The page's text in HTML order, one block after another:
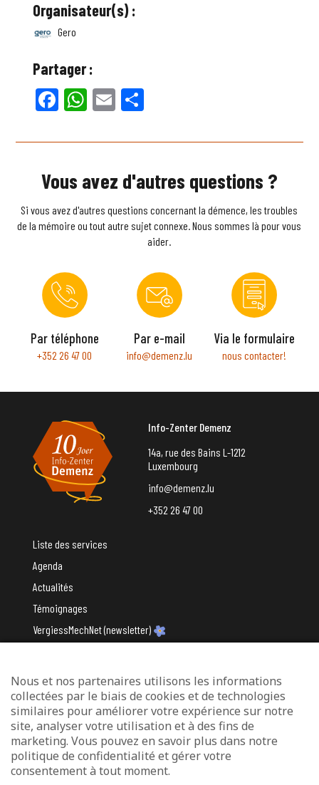
Organisateur(s) :
Gero
Partager :
Facebook
WhatsApp
Email
Vous avez d'autres questions ?
Si vous avez d'autres questions concernant la démence, les troubles
de la mémoire ou tout autre sujet connexe. Nous sommes là pour vous
aider.
Par téléphone
+352 26 47 00
Par e-mail
info@demenz.lu
Via le formulaire
nous contacter!
Info-Zenter Demenz
14a, rue des Bains L-1212
Luxembourg
info@demenz.lu
+352 26 47 00
Liste des services
Agenda
Actualités
Témoignages
VergiessMechNet (newsletter)
Avec le soutien du
Mentions légales
Nous et nos partenaires utilisons les informations
collectées par le biais de cookies et de technologies
similaires pour améliorer votre expérience sur notre
site, analyser votre utilisation et à des fins de
marketing. Vous pouvez en savoir plus dans notre
politique de confidentialité et gérer votre
consentement à tout moment.